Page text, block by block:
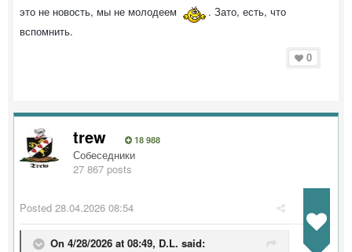
это не новость, мы не молодеем
. Зато, есть, что
вспомнить.
0
trew 18 988
Собеседники
27 867 posts
Posted 28.04.2026 08:54
On 4/28/2026 at 08:49, D.L. said: